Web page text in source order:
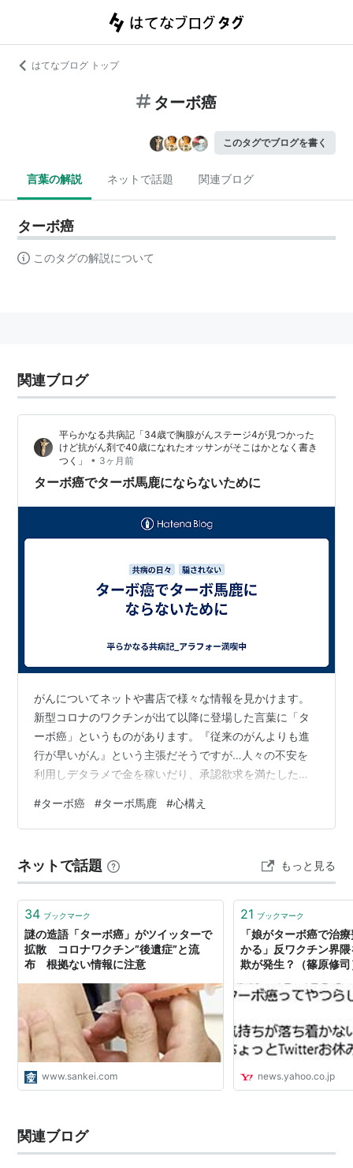
はてなブログ トップ
ターボ癌
このタグでブログを書く
言葉の解説 ネットで話題 関連ブログ
ターボ癌
このタグの解説について
関連ブログ
平らかなる共病記「34歳で胸腺がんステージ4が見つかった
けど抗がん剤で40歳になれたオッサンがそこはかとなく書き
つく」
• 3ヶ月前
ターボ癌でターボ馬鹿にならないために
がんについてネットや書店で様々な情報を見かけます。
新型コロナのワクチンが出て以降に登場した言葉に「タ
ーボ癌」というものがあります。『従来のがんよりも進
行が早いがん』という主張だそうですが…人々の不安を
利用しデタラメで金を稼いだり、承認欲求を満たしたい
切デタラメだと断じる理由をいくつか書いておきます。
【普通がんの名前はできる場所なんじゃないの？】 がん
ん」のようにできる場所で名前がついていると思うので
すが、ターボ癌とやらはいったいどこにできるがんなの
でしょうか？人間は車じゃないのだからターボなん…
#ターボ癌 #ターボ馬鹿 #心構え
ネットで話題 もっと見る
34 ブックマーク
謎の造語「ターボ癌」がツイッターで
拡散 コロナワクチン”後遺症”と流
布 根拠ない情報に注意
www.sankei.com
21 ブックマーク
「娘がターボ癌で治
かる」反ワクチン界
欺が発生？（篠原修
news.yahoo.co.jp
関連ブログ